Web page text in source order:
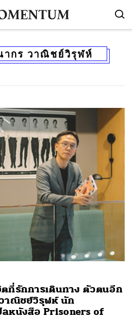
กร วาณิชย์วิรุฬห์
ที่รักการเดินทาง ตัวตนอีก
าณิชย์วิรุฬห์ นัก
หนังสือ Prisoners of